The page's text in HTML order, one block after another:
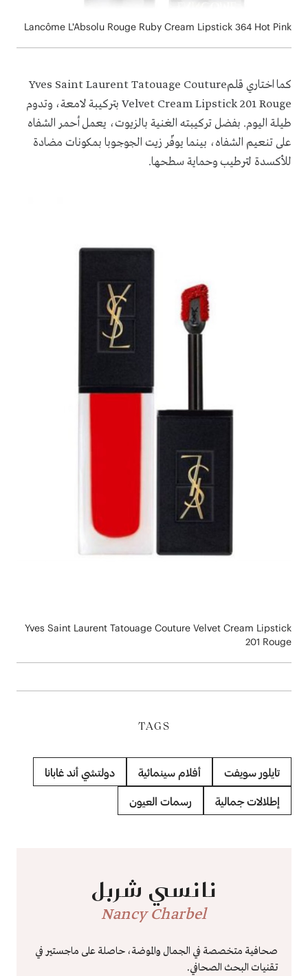
Lancôme L'Absolu Rouge Ruby Cream Lipstick 364 Hot Pink
كما اختاري قلمYves Saint Laurent Tatouage Couture
Velvet Cream Lipstick 201 Rouge بتركيبة لامعة، وتدوم
طيلة اليوم. بفضل تركيبته الغنية بالزيوت، يعمل أحمر الشفاه
على تنعيم الشفاه، بينما يوفّر زيت الجوجوبا بمكونات مضادة
للأكسدة لترطيب وحماية سطحها.
Yves Saint Laurent Tatouage Couture Velvet Cream Lipstick
201 Rouge
TAGS
تايلور سويفت أفلام سينمائية دولتشي أند غابانا
إطلالات جمالية رسمات العيون
نانسي شربل
Nancy Charbel
صحافية متخصصة في الجمال والموضة، حاصلة على ماجستير في
تقنيات البحث الصحافي.